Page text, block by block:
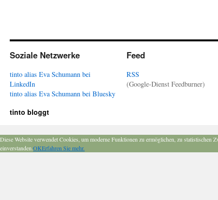
Soziale Netzwerke
tinto alias Eva Schumann bei
LinkedIn
tinto alias Eva Schumann bei Bluesky
Feed
RSS
(Google-Dienst Feedburner)
tinto bloggt
Diese Website verwendet Cookies, um moderne Funktionen zu ermöglichen, zu
einverstanden.OKErfahren Sie mehr.